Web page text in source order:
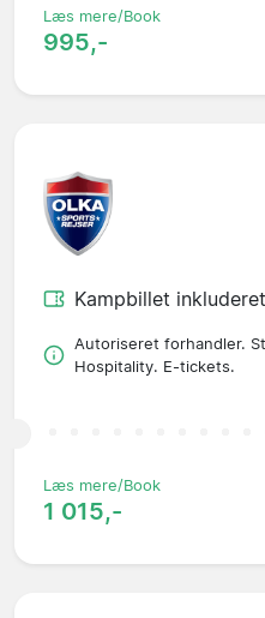
Læs mere/Book
995,-
Kampbillet inkluderet
Autoriseret forhandler.
Hospitality. E-tickets.
Læs mere/Book
1 015,-